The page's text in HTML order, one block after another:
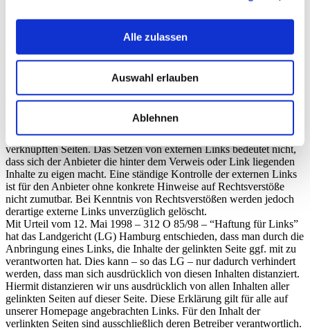
Alle zulassen
Auswahl erlauben
Ablehnen
Verletzung des Lebens, des Körpers oder der Gesundheit bleibt
Diese Website enthält Verknüpfungen zu Websites Dritter („externe
Links“). Diese Websites unterliegen der Haftung des jeweiligen
externen Links die fremden Inhalte daraufhin überprüft, ob etwaige
Rechtsverstöße bestehen. Zu dem Zeitpunkt waren keine
Rechtsverstöße ersichtlich. Der Anbieter hat keinerlei Einfluss auf
die aktuelle und zukünftige Gestaltung und auf die Inhalte der
verknüpften Seiten. Das Setzen von externen Links bedeutet nicht,
dass sich der Anbieter die hinter dem Verweis oder Link liegenden
Inhalte zu eigen macht. Eine ständige Kontrolle der externen Links
ist für den Anbieter ohne konkrete Hinweise auf Rechtsverstöße
nicht zumutbar. Bei Kenntnis von Rechtsverstößen werden jedoch
derartige externe Links unverzüglich gelöscht.
Mit Urteil vom 12. Mai 1998 – 312 O 85/98 – “Haftung für Links”
hat das Landgericht (LG) Hamburg entschieden, dass man durch die
Anbringung eines Links, die Inhalte der gelinkten Seite ggf. mit zu
verantworten hat. Dies kann – so das LG – nur dadurch verhindert
werden, dass man sich ausdrücklich von diesen Inhalten distanziert.
Hiermit distanzieren wir uns ausdrücklich von allen Inhalten aller
gelinkten Seiten auf dieser Seite. Diese Erklärung gilt für alle auf
unserer Homepage angebrachten Links. Für den Inhalt der
verlinkten Seiten sind ausschließlich deren Betreiber verantwortlich.